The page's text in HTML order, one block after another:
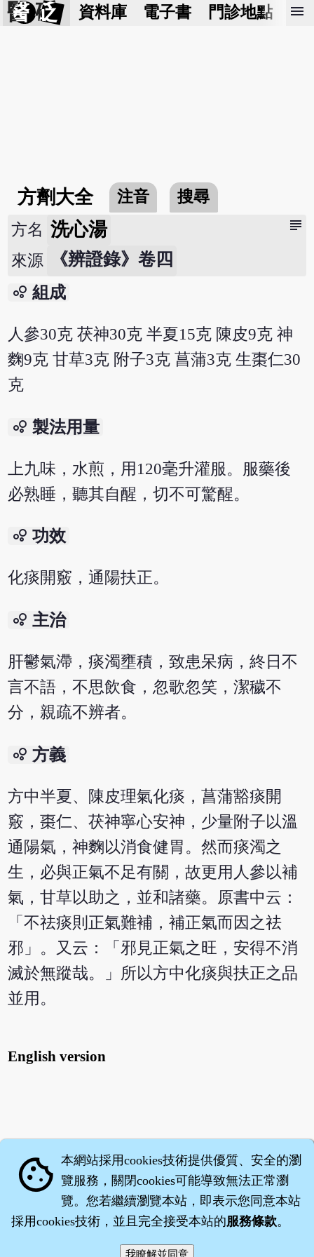
醫 砭 資料庫 電子書 門診地點 預
menu
方劑大全 注音 搜尋
subject
方名 洗心湯
來源 《辨證錄》卷四
bubble_chart 組成
人參30克 茯神30克 半夏15克 陳皮9克 神
麴9克 甘草3克 附子3克 菖蒲3克 生棗仁30
克
bubble_chart 製法用量
上九味，水煎，用120毫升灌服。服藥後
必熟睡，聽其自醒，切不可驚醒。
bubble_chart 功效
化痰開竅，通陽扶正。
bubble_chart 主治
肝鬱氣滯，痰濁壅積，致患呆病，終日不
言不語，不思飲食，忽歌忽笑，潔穢不
分，親疏不辨者。
bubble_chart 方義
方中半夏、陳皮理氣化痰，菖蒲豁痰開
竅，棗仁、茯神寧心安神，少量附子以溫
通陽氣，神麴以消食健胃。然而痰濁之
生，必與正氣不足有關，故更用人參以補
氣，甘草以助之，並和諸藥。原書中云：
「不祛痰則正氣難補，補正氣而因之祛
邪」。又云：「邪見正氣之旺，安得不消
滅於無蹤哉。」所以方中化痰與扶正之品
並用。
English version
cookie 本網站採用cookies技術提供優質、安全的瀏
覽服務，關閉cookies可能導致無法正常瀏
覽。您若繼續瀏覽本站，即表示您同意本站
採用cookies技術，並且完全接受本站的服務條款。